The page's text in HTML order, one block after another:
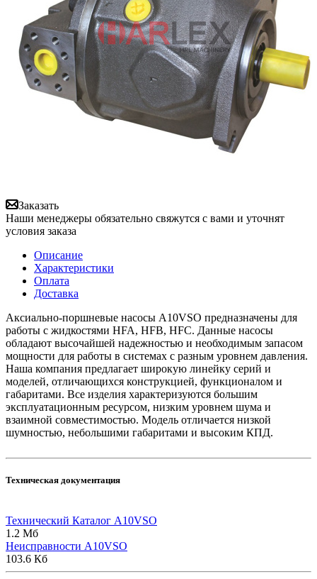
Заказать
Наши менеджеры обязательно свяжутся с вами и уточнят
условия заказа
Описание
Характеристики
Оплата
Доставка
Аксиально-поршневые насосы A10VSO предназначены для
работы с жидкостями HFA, HFB, HFC. Данные насосы
обладают высочайшей надежностью и необходимым запасом
мощности для работы в системах с разным уровнем давления.
Наша компания предлагает широкую линейку серий и
моделей, отличающихся конструкцией, функционалом и
габаритами. Все изделия характеризуются большим
эксплуатационным ресурсом, низким уровнем шума и
взаимной совместимостью. Модель отличается низкой
шумностью, небольшими габаритами и высоким КПД.
Техническая документация
Технический Каталог A10VSO
1.2 Мб
Неисправности A10VSO
103.6 Кб